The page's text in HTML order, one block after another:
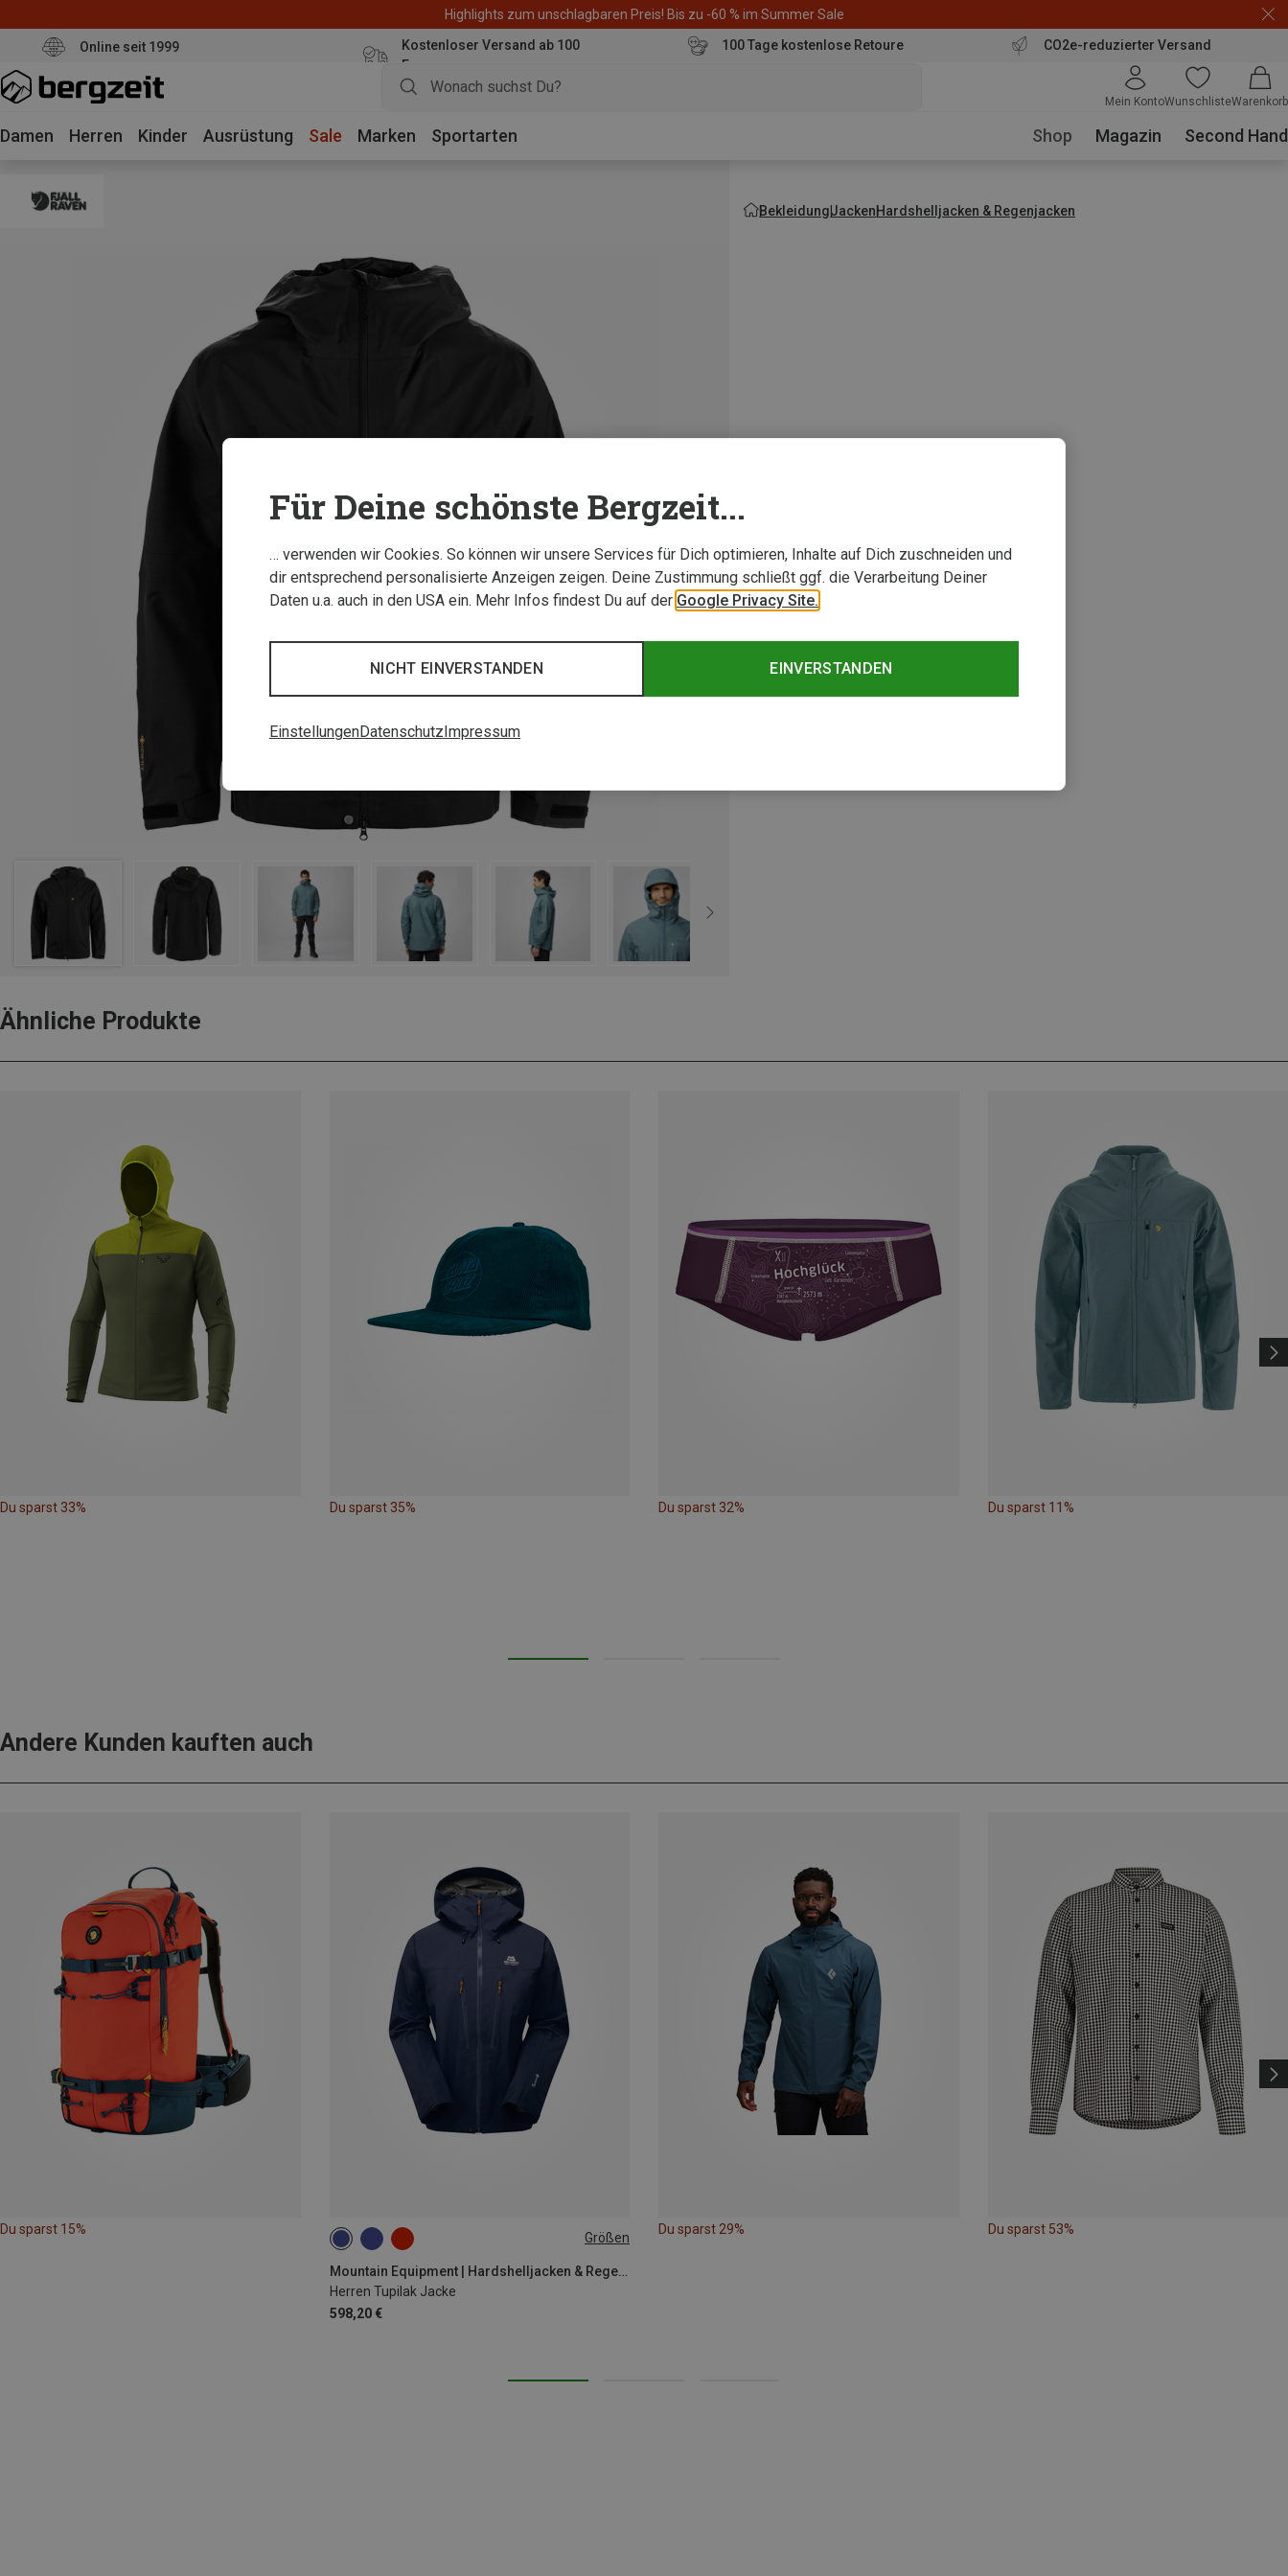
Highlights zum unschlagbaren Preis! Bis zu -60 % im Summer Sale
Online seit 1999
Kostenloser Versand ab 100
Euro
100 Tage kostenlose Retoure CO2e-reduzierter Versand
Mein KontoWunschlisteWarenkorb
Damen Herren Kinder Ausrüstung Sale Marken Sportarten Shop Magazin Second Hand
BekleidungJackenHardshelljacken & Regenjacken
Ähnliche Produkte
Du sparst 33% Du sparst 35% Du sparst 32% Du sparst 11%
Andere Kunden kauften auch
Du sparst 15%
Größen
Mountain Equipment | Hardshelljacken & Regenjacken
Herren Tupilak Jacke
598,20 €
S M L
Du sparst 29% Du sparst 53%
Für Deine schönste Bergzeit...
… verwenden wir Cookies. So können wir unsere Services für Dich optimieren, Inhalte auf Dich zuschneiden und
dir entsprechend personalisierte Anzeigen zeigen. Deine Zustimmung schließt ggf. die Verarbeitung Deiner
Daten u.a. auch in den USA ein. Mehr Infos findest Du auf der Google Privacy Site.
EINVERSTANDEN
NICHT EINVERSTANDEN
EinstellungenDatenschutz Impressum